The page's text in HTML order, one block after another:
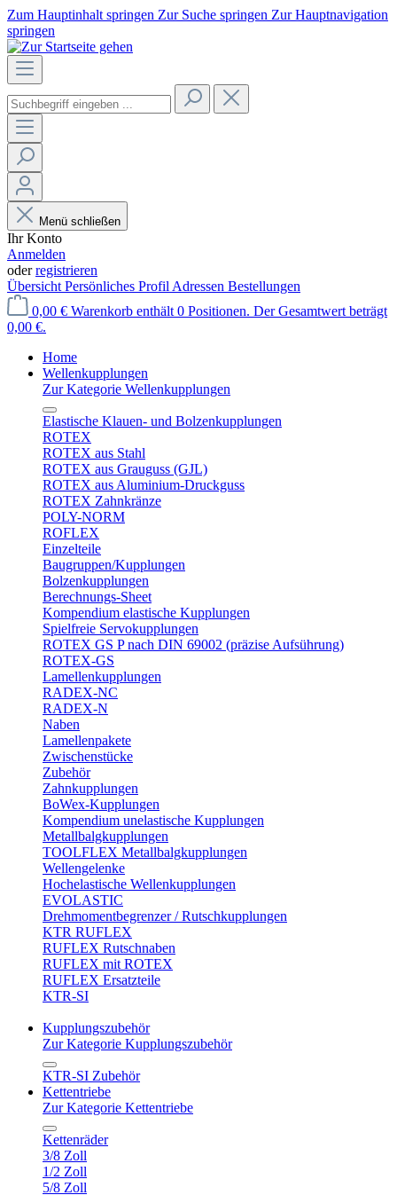
Zum Hauptinhalt springen Zur Suche springen Zur Hauptnavigation
springen
Menü schließen
Ihr Konto
Anmelden
oderregistrieren
Übersicht Persönliches Profil Adressen Bestellungen
0,00 € Warenkorb enthält 0 Positionen. Der Gesamtwert beträgt
0,00 €.
Home
Wellenkupplungen
Zur Kategorie Wellenkupplungen
Elastische Klauen- und Bolzenkupplungen
ROTEX
ROTEX aus Stahl
ROTEX aus Grauguss (GJL)
ROTEX aus Aluminium-Druckguss
ROTEX Zahnkränze
POLY-NORM
ROFLEX
Einzelteile
Baugruppen/Kupplungen
Bolzenkupplungen
Berechnungs-Sheet
Kompendium elastische Kupplungen
Spielfreie Servokupplungen
ROTEX GS P nach DIN 69002 (präzise Aufsührung)
ROTEX-GS
Lamellenkupplungen
RADEX-NC
RADEX-N
Naben
Lamellenpakete
Zwischenstücke
Zubehör
Zahnkupplungen
BoWex-Kupplungen
Kompendium unelastische Kupplungen
Metallbalgkupplungen
TOOLFLEX Metallbalgkupplungen
Wellengelenke
Hochelastische Wellenkupplungen
EVOLASTIC
Drehmomentbegrenzer / Rutschkupplungen
KTR RUFLEX
RUFLEX Rutschnaben
RUFLEX mit ROTEX
RUFLEX Ersatzteile
KTR-SI
Kupplungszubehör
Zur Kategorie Kupplungszubehör
KTR-SI Zubehör
Kettentriebe
Zur Kategorie Kettentriebe
Kettenräder
3/8 Zoll
1/2 Zoll
5/8 Zoll